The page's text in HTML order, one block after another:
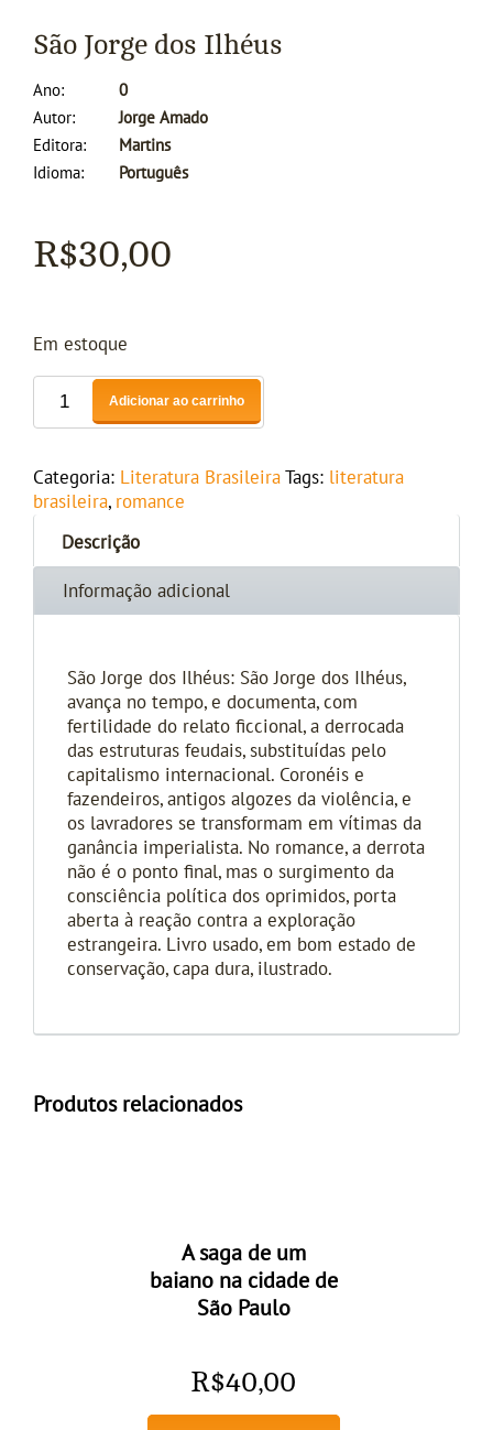
São Jorge dos Ilhéus
Ano
0
Autor
Jorge Amado
Editora
Martins
Idioma
Português
R$30,00
Em estoque
Adicionar ao carrinho
Categoria: Literatura Brasileira Tags: literatura
brasileira, romance
Descrição
Informação adicional
São Jorge dos Ilhéus: São Jorge dos Ilhéus,
avança no tempo, e documenta, com
fertilidade do relato ficcional, a derrocada
das estruturas feudais, substituídas pelo
capitalismo internacional. Coronéis e
fazendeiros, antigos algozes da violência, e
os lavradores se transformam em vítimas da
ganância imperialista. No romance, a derrota
não é o ponto final, mas o surgimento da
consciência política dos oprimidos, porta
aberta à reação contra a exploração
estrangeira. Livro usado, em bom estado de
conservação, capa dura, ilustrado.
Produtos relacionados
A saga de um
baiano na cidade de
São Paulo
R$40,00